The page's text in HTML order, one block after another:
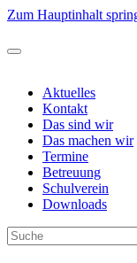
Zum Hauptinhalt
Aktuelles
Kontakt
Das sind wir
Das machen wir
Termine
Betreuung
Schulverein
Downloads